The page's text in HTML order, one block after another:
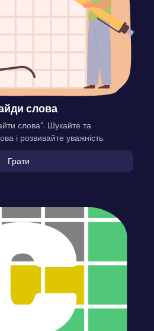
слова
слова”. Шукайте та
і розвивайте уважність.
Грати